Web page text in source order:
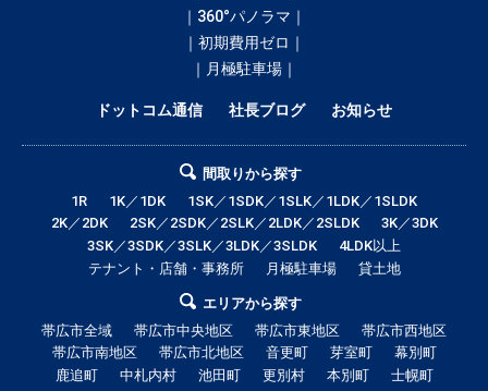
｜360°パノラマ｜
｜初期費用ゼロ｜
｜月極駐車場｜
ドットコム通信 社長ブログ お知らせ
間取りから探す
1R
1K／1DK
1SK／1SDK／1SLK／1LDK／1SLDK
2K／2DK
2SK／2SDK／2SLK／2LDK／2SLDK
3K／3DK
3SK／3SDK／3SLK／3LDK／3SLDK
4LDK以上
テナント・店舗・事務所
月極駐車場 貸土地
エリアから探す
帯広市全域
帯広市中央地区 帯広市東地区
帯広市西地区
帯広市南地区
帯広市北地区 音更町 芽室町
幕別町
鹿追町
中札内村 池田町 更別村 本別町
士幌町